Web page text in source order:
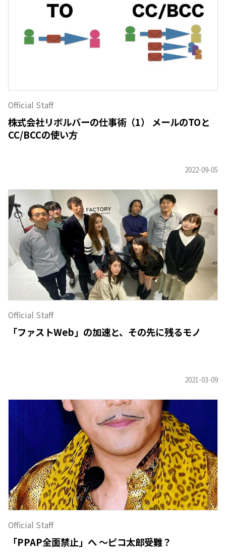
Official Staff
株式会社リボルバーの仕事術（1） メールのTOと
CC/BCCの使い方
Official Staff
「ファストWeb」の加速と、その先に残るモノ
Official Staff
「PPAP全面禁止」へ 〜ピコ太郎受難？